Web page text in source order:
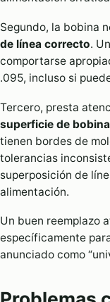
Segundo, la bobina
de línea correcto.
comportarse
.095, incluso si
Tercero, presta
superficie de
tienen bordes de
tolerancias
superposición de
alimentación.
Un buen reemplazo
específicamente
anunciado como